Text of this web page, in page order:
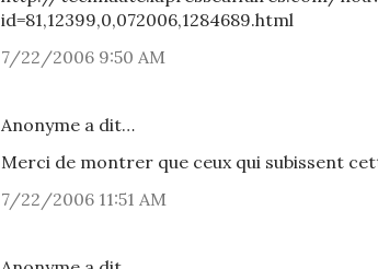
id=81,12399,0,072006,1284689.html
7/22/2006 9:50 AM
Anonyme a dit…
Merci de montrer que ceux qui subissent
7/22/2006 11:51 AM